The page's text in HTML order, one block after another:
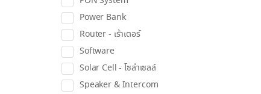
Power Bank
Router - เร้าเตอร์
Software
Solar Cell - โซล่าเซลล์
Speaker & Intercom